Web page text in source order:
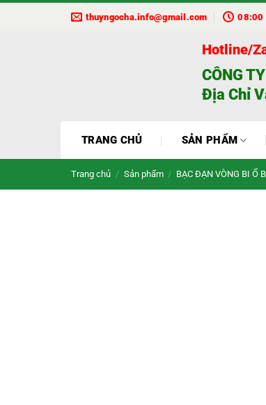
thuyngocha.info@gmail.com 08:00
Hotline/
CÔNG
Địa Chỉ
TRANG CHỦ SẢN PHẨM
Trang chủ / Sản phẩm / BẠC ĐẠN VÒNG BI Ổ